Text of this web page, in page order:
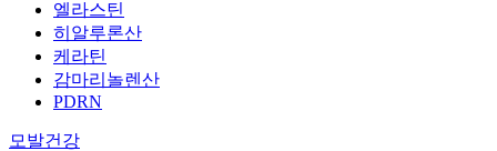
엘라스틴
히알루론산
케라틴
감마리놀렌산
PDRN
모발건강